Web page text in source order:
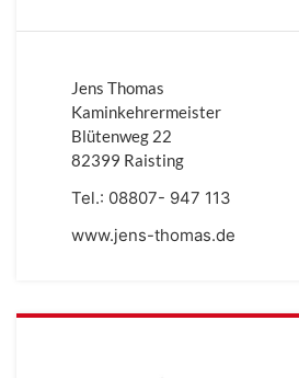
Jens Thomas
Kaminkehrermeister
Blütenweg 22
82399 Raisting
Tel.: 08807- 947 113
www.jens-thomas.de